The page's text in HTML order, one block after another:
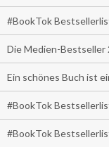
#BookTok
Die Medien-Bestseller
Ein schönes Buch ist
#BookTok
#BookTok